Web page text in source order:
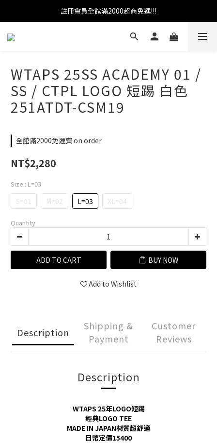
官網加入會員即贈100元購物金
註冊會員全館滿2000超商免運!!!
官網加入會員即贈100元購物金
WTAPS 25SS ACADEMY 01 /
SS / CTPL LOGO 短踢 白色
251ATDT-CSM19
全館滿2000免運費 on order
NT$2,280
Size : L=03
S=01 M=02 L=03 XL=04
Quantity
ADD TO CART BUY NOW
Add to Wishlist
Description
Shipping &
Payment
Customer
Reviews
Description
WTAPS 25年LOGO短踢
經典LOGO TEE
MADE IN JAPAN材質超舒適
日幣定價15400